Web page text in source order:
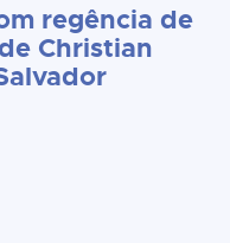
regência de
Christian